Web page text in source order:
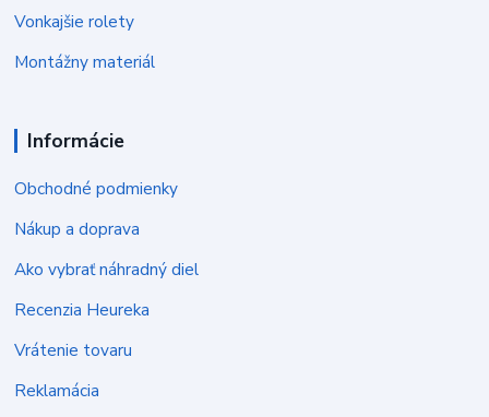
Vonkajšie rolety
Montážny materiál
Informácie
Obchodné podmienky
Nákup a doprava
Ako vybrať náhradný diel
Recenzia Heureka
Vrátenie tovaru
Reklamácia